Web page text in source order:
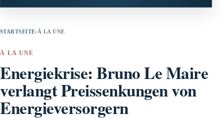
STARTSEITE› À LA UNE
À LA UNE
Energiekrise: Bruno Le Maire
verlangt Preissenkungen von
Energieversorgern